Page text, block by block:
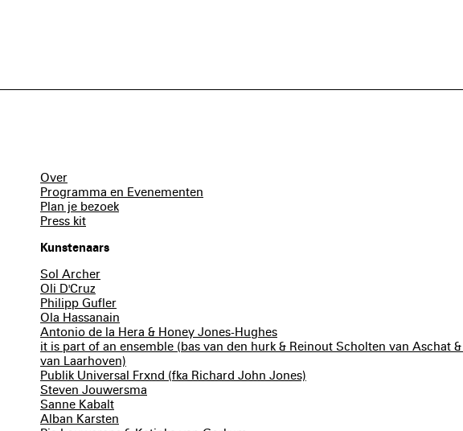
Over
Programma en Evenementen
Plan je bezoek
Press kit
Kunstenaars
Sol Archer
Oli D'Cruz
Philipp Gufler
Ola Hassanain
Antonio de la Hera & Honey Jones-Hughes
it is part of an ensemble (bas van den hurk & Reinout Scholten van Aschat
van Laarhoven)
Publik Universal Frxnd (fka Richard John Jones)
Steven Jouwersma
Sanne Kabalt
Alban Karsten